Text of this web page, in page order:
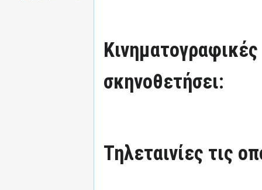
Κινηματογραφικές
σκηνοθετήσει:
Τηλεταινίες τις